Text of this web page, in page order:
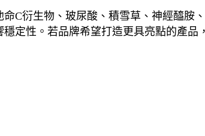
C衍生物、玻尿酸、積雪草、神經醯胺
定性。若品牌希望打造更具亮點的產